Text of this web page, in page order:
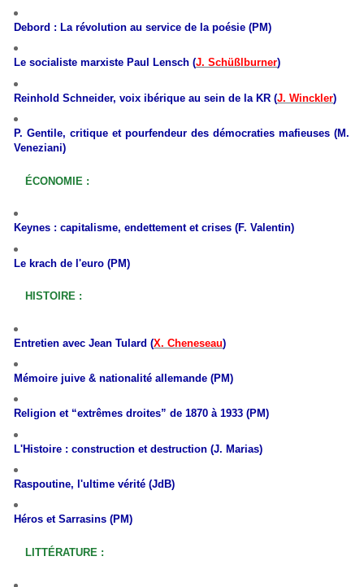
Debord : La révolution au service de la poésie (PM)
Le socialiste marxiste Paul Lensch (J. Schüßlburner)
Reinhold Schneider, voix ibérique au sein de la KR (J. Winckler)
P. Gentile, critique et pourfendeur des démocraties mafieuses (M.
Veneziani)
ÉCONOMIE :
Keynes : capitalisme, endettement et crises (F. Valentin)
Le krach de l'euro (PM)
HISTOIRE :
Entretien avec Jean Tulard (X. Cheneseau)
Mémoire juive & nationalité allemande (PM)
Religion et “extrêmes droites” de 1870 à 1933 (PM)
L'Histoire : construction et destruction (J. Marias)
Raspoutine, l'ultime vérité (JdB)
Héros et Sarrasins (PM)
LITTÉRATURE :